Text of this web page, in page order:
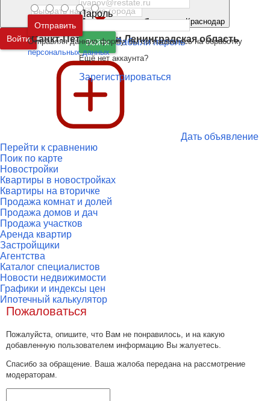
Краснодар
Войти
Дать объявление
Перейти к сравнению
Поик по карте
Новостройки
Квартиры в новостройках
Квартиры на вторичке
Продажа комнат и долей
Продажа домов и дач
Продажа участков
Аренда квартир
Застройщики
Агентства
Каталог специалистов
Новости недвижимости
Графики и индексы цен
Ипотечный калькулятор
Москва и
Московская область
Санкт-Петербург иЛенинградская область
Пароль
Войти Забыли пароль
Ещё нет аккаунта?
Зарегистрироваться
Пожаловаться
Пожалуйста, опишите, что Вам не понравилось, и на какую
добавленную пользователем информацию Вы жалуетесь.
Спасибо за обращение. Ваша жалоба передана на рассмотрение
модераторам.
Отправить
Отправляя данную форму, вы соглашаетесь на обработку
персональных данных